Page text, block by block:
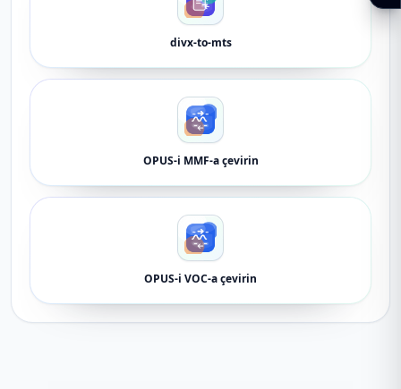
divx-to-mts
OPUS-i MMF-a çevirin
OPUS-i VOC-a çevirin